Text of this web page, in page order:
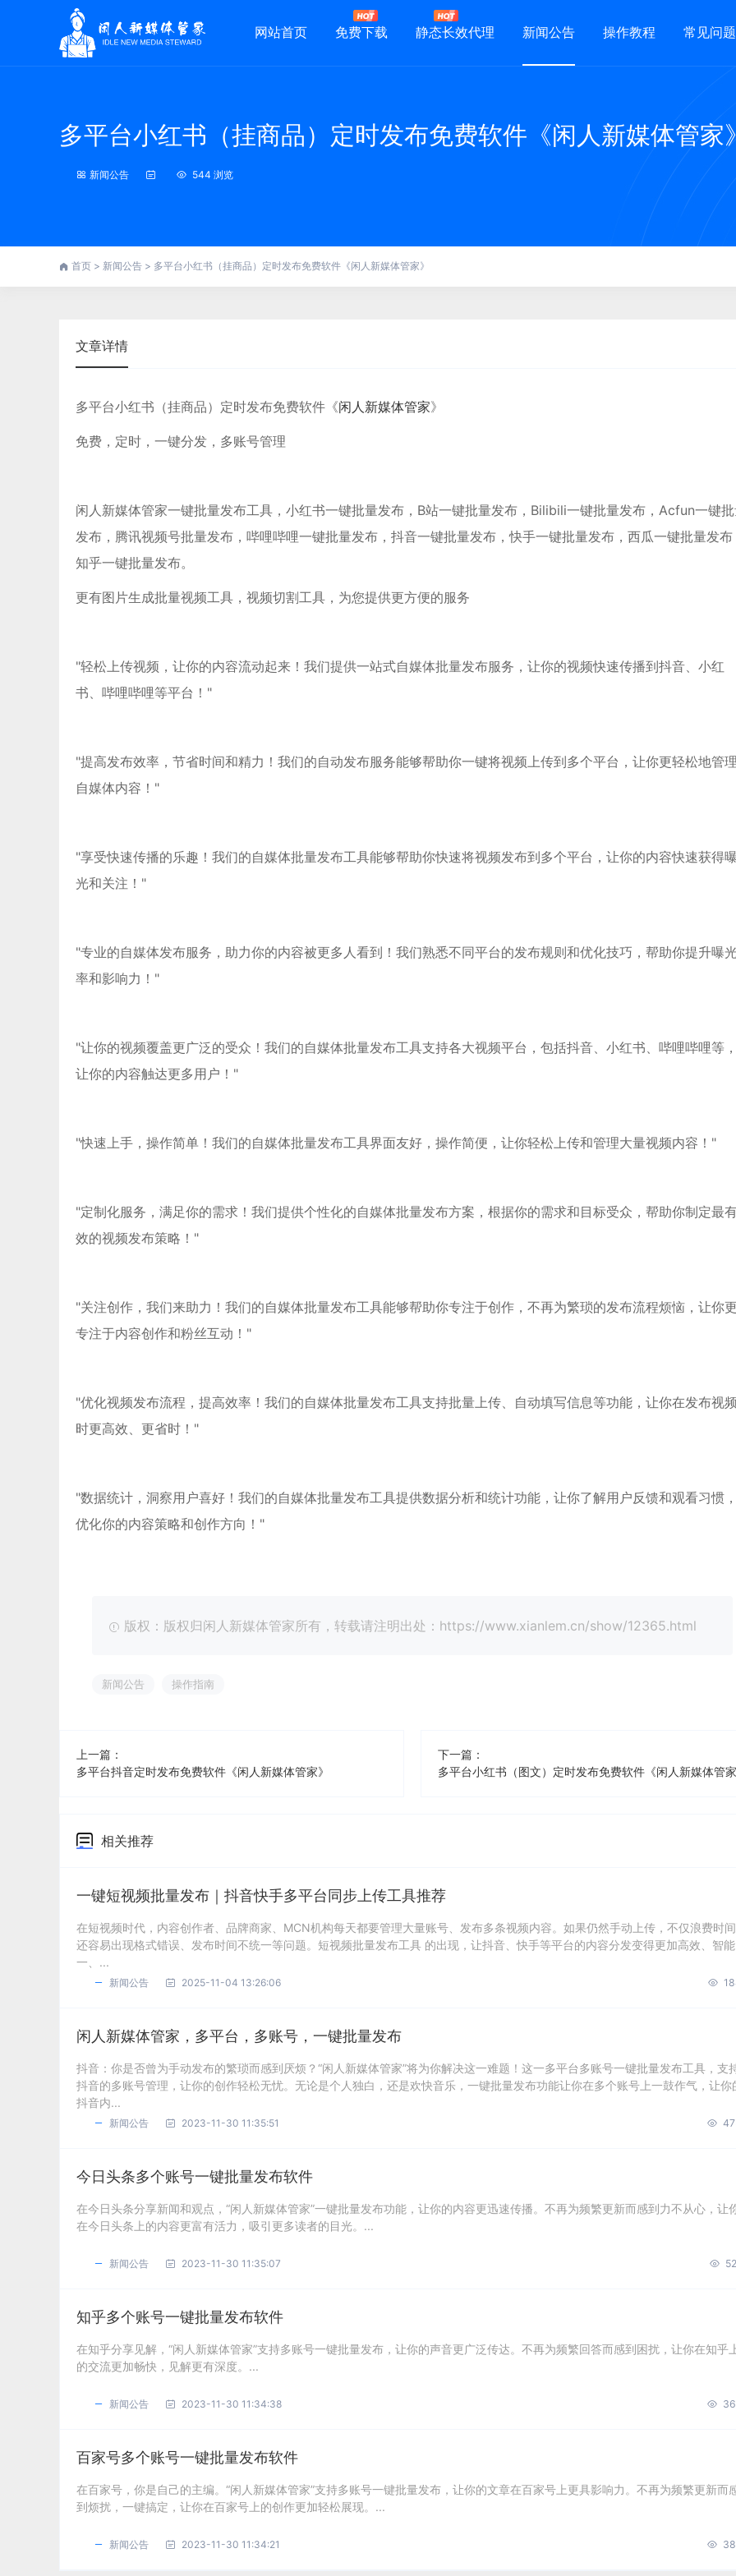
网站首页 免费下载 静态长效代理 新闻公告 操作教程 常见问题
多平台小红书（挂商品）定时发布免费软件《闲人新媒体管家
新闻公告 544 浏览
首页 > 新闻公告 > 多平台小红书（挂商品）定时发布免费软件《闲人新媒体管家》
文章详情
多平台小红书（挂商品）定时发布免费软件《闲人新媒体管家》
免费，定时，一键分发，多账号管理
闲人新媒体管家一键批量发布工具，小红书一键批量发布，B站一键批量发布，Bilibili一键批量发布，Acfun一键
发布，腾讯视频号批量发布，哔哩哔哩一键批量发布，抖音一键批量发布，快手一键批量发布，西瓜一键批量发布
知乎一键批量发布。
更有图片生成批量视频工具，视频切割工具，为您提供更方便的服务
"轻松上传视频，让你的内容流动起来！我们提供一站式自媒体批量发布服务，让你的视频快速传播到抖音、小红
书、哔哩哔哩等平台！"
"提高发布效率，节省时间和精力！我们的自动发布服务能够帮助你一键将视频上传到多个平台，让你更轻松地管
自媒体内容！"
"享受快速传播的乐趣！我们的自媒体批量发布工具能够帮助你快速将视频发布到多个平台，让你的内容快速获得
光和关注！"
"专业的自媒体发布服务，助力你的内容被更多人看到！我们熟悉不同平台的发布规则和优化技巧，帮助你提升曝
率和影响力！"
"让你的视频覆盖更广泛的受众！我们的自媒体批量发布工具支持各大视频平台，包括抖音、小红书、哔哩哔哩等
让你的内容触达更多用户！"
"快速上手，操作简单！我们的自媒体批量发布工具界面友好，操作简便，让你轻松上传和管理大量视频内容！"
"定制化服务，满足你的需求！我们提供个性化的自媒体批量发布方案，根据你的需求和目标受众，帮助你制定最
效的视频发布策略！"
"关注创作，我们来助力！我们的自媒体批量发布工具能够帮助你专注于创作，不再为繁琐的发布流程烦恼，让你
专注于内容创作和粉丝互动！"
"优化视频发布流程，提高效率！我们的自媒体批量发布工具支持批量上传、自动填写信息等功能，让你在发布视
时更高效、更省时！"
"数据统计，洞察用户喜好！我们的自媒体批量发布工具提供数据分析和统计功能，让你了解用户反馈和观看习惯
优化你的内容策略和创作方向！"
版权：版权归闲人新媒体管家所有，转载请注明出处：https://www.xianlem.cn/show/12365.html
新闻公告 操作指南
上一篇：
多平台抖音定时发布免费软件《闲人新媒体管家》
下一篇：
多平台小红书（图文）定时发布免费软件《闲人新媒体管
相关推荐
一键短视频批量发布｜抖音快手多平台同步上传工具推荐
在短视频时代，内容创作者、品牌商家、MCN机构每天都要管理大量账号、发布多条视频内容。如果仍然手动上传，不仅浪费时
还容易出现格式错误、发布时间不统一等问题。短视频批量发布工具 的出现，让抖音、快手等平台的内容分发变得更加高效、智
一、...
新闻公告 2025-11-04 13:26:06
闲人新媒体管家，多平台，多账号，一键批量发布
抖音：你是否曾为手动发布的繁琐而感到厌烦？“闲人新媒体管家”将为你解决这一难题！这一多平台多账号一键批量发布工具，支
抖音的多账号管理，让你的创作轻松无忧。无论是个人独白，还是欢快音乐，一键批量发布功能让你在多个账号上一鼓作气，让你
抖音内...
新闻公告 2023-11-30 11:35:51
今日头条多个账号一键批量发布软件
在今日头条分享新闻和观点，“闲人新媒体管家”一键批量发布功能，让你的内容更迅速传播。不再为频繁更新而感到力不从心，让
在今日头条上的内容更富有活力，吸引更多读者的目光。...
新闻公告 2023-11-30 11:35:07
知乎多个账号一键批量发布软件
在知乎分享见解，“闲人新媒体管家”支持多账号一键批量发布，让你的声音更广泛传达。不再为频繁回答而感到困扰，让你在知乎
的交流更加畅快，见解更有深度。...
新闻公告 2023-11-30 11:34:38
百家号多个账号一键批量发布软件
在百家号，你是自己的主编。“闲人新媒体管家”支持多账号一键批量发布，让你的文章在百家号上更具影响力。不再为频繁更新而
到烦扰，一键搞定，让你在百家号上的创作更加轻松展现。...
新闻公告 2023-11-30 11:34:21